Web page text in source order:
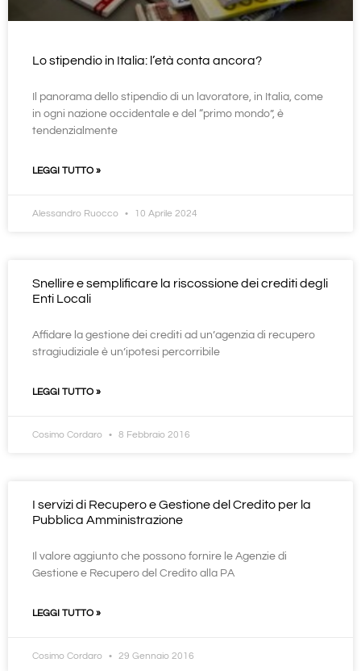
Lo stipendio in Italia: l’età conta ancora?
Il panorama dello stipendio di un lavoratore, in Italia, come
in ogni nazione occidentale e del “primo mondo”, è
tendenzialmente
LEGGI TUTTO »
Alessandro Ruocco 10 Aprile 2024
Snellire e semplificare la riscossione dei crediti degli
Enti Locali
Affidare la gestione dei crediti ad un’agenzia di recupero
stragiudiziale è un’ipotesi percorribile
LEGGI TUTTO »
Cosimo Cordaro 8 Febbraio 2016
I servizi di Recupero e Gestione del Credito per la
Pubblica Amministrazione
Il valore aggiunto che possono fornire le Agenzie di
Gestione e Recupero del Credito alla PA
LEGGI TUTTO »
Cosimo Cordaro 29 Gennaio 2016